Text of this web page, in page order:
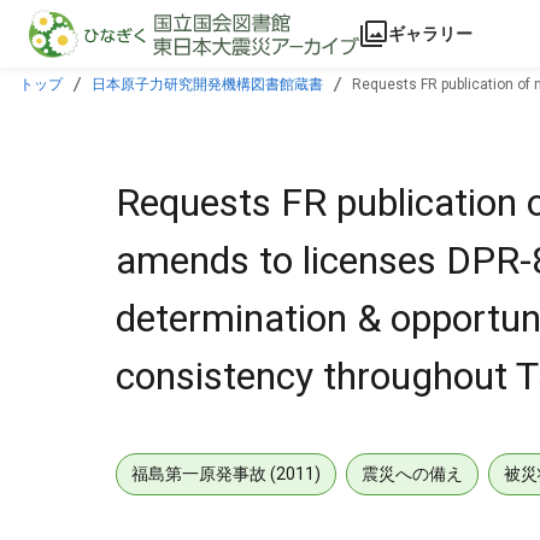
本文に飛ぶ
ギャラリー
トップ 日本原子力研究開発機構図書館蔵書
Requests FR publication of
Requests FR
amends to licenses
determination &
consistency throughout
福島第一原発事故 (2011) 震災への備え 被災